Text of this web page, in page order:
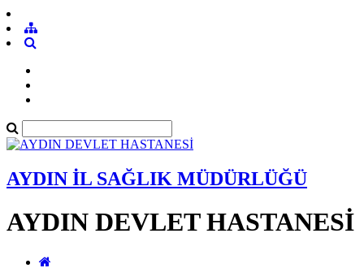
AYDIN İL SAĞLIK MÜDÜRLÜĞÜ
AYDIN DEVLET HASTANESİ